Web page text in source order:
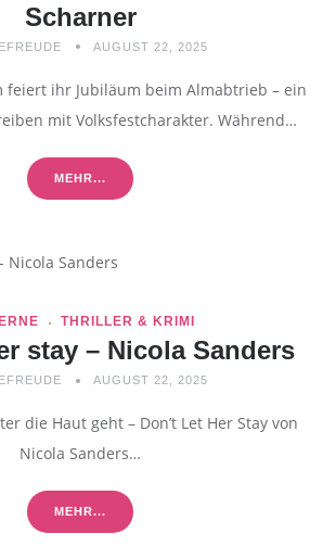
Scharner
AUGUST 22, 2025
feiert ihr Jubiläum beim Almabtrieb – ein
mit Volksfestcharakter. Während…
MEHR...
THRILLER & KRIMI
stay – Nicola Sanders
AUGUST 22, 2025
die Haut geht – Don’t Let Her Stay von
Nicola Sanders…
MEHR...